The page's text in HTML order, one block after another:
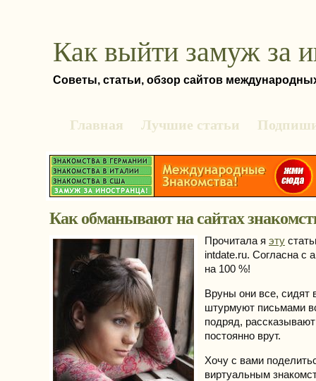
Как выйти замуж за
Советы, статьи, обзор сайтов
Главная Лучшие статьи
Как обманывают на сайтах
Прочитала я эту
intdate.ru. Согласна с
на 100 %!
Вруны они все, сидят
штурмуют письмами
подряд, рассказывают
постоянно врут.
Хочу с вами
виртуальным